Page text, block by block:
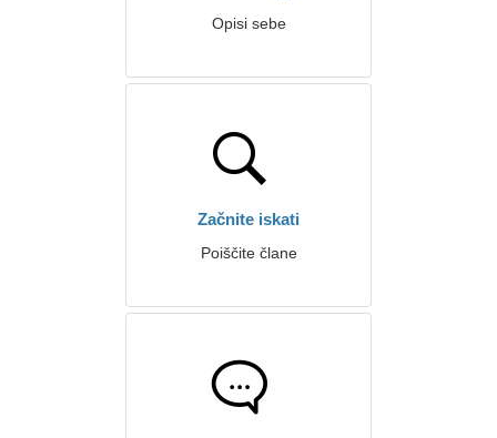
Opisi sebe
Začnite iskati
Poiščite člane